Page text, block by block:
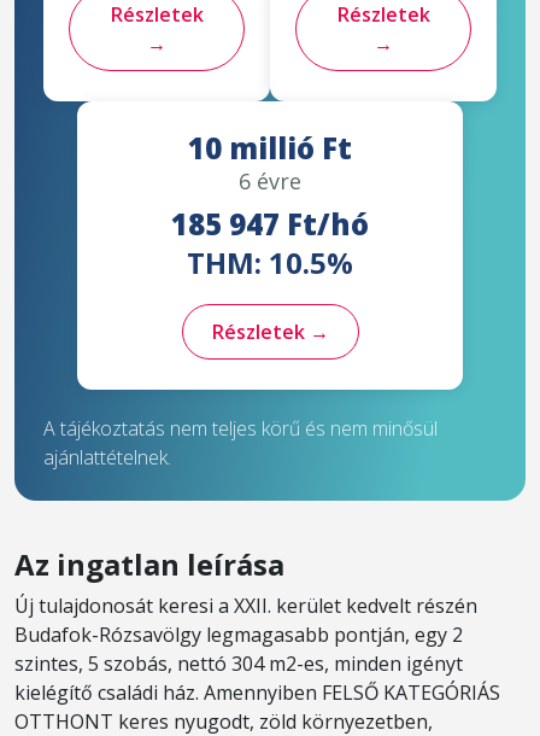
Részletek
→
Részletek
→
10 millió Ft
6 évre
185 947 Ft/hó
THM: 10.5%
Részletek →
A tájékoztatás nem teljes körű és nem minősül
ajánlattételnek.
Az ingatlan leírása
Új tulajdonosát keresi a XXII. kerület kedvelt részén
Budafok-Rózsavölgy legmagasabb pontján, egy 2
szintes, 5 szobás, nettó 304 m2-es, minden igényt
kielégítő családi ház. Amennyiben FELSŐ KATEGÓRIÁS
OTTHONT keres nyugodt, zöld környezetben,